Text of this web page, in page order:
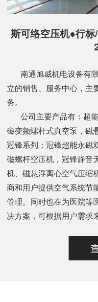
斯可络空压机●行
南通旭威机电设备有限
立的销售、服务中心，主
务。
公司主要产品有：超能
磁变频螺杆式真空泵，磁
冠锋系列；冠锋超能永磁
磁螺杆空压机，冠锋静音
机、磁悬浮离心空气压缩
商和用户提供空气系统节
管理。同时也在为医院等
决方案，可根据用户需求